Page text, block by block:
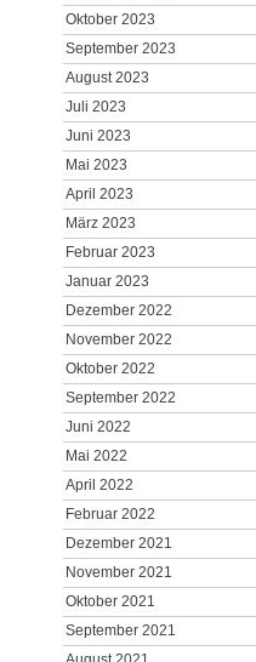
Oktober 2023
September 2023
August 2023
Juli 2023
Juni 2023
Mai 2023
April 2023
März 2023
Februar 2023
Januar 2023
Dezember 2022
November 2022
Oktober 2022
September 2022
Juni 2022
Mai 2022
April 2022
Februar 2022
Dezember 2021
November 2021
Oktober 2021
September 2021